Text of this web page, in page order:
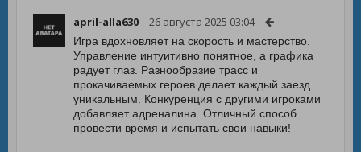
april-alla630 26 августа 2025 03:04
Игра вдохновляет на скорость и мастерство.
Управление интуитивно понятное, а графика
радует глаз. Разнообразие трасс и
прокачиваемых героев делает каждый заезд
уникальным. Конкуренция с другими игроками
добавляет адреналина. Отличный способ
провести время и испытать свои навыки!